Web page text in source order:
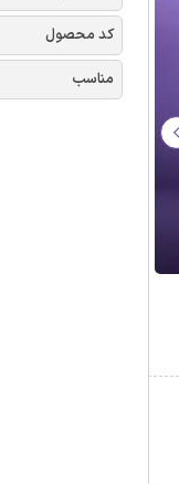
کد محصول
مناسب